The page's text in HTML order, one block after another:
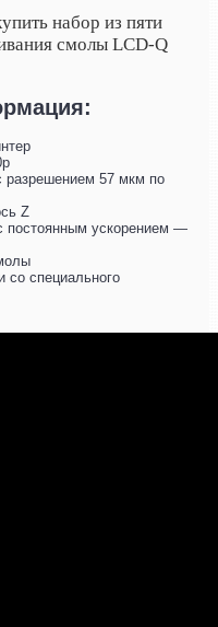
набор из пяти
смолы LCD-Q
разрешением 57 мкм по
Z
постоянным ускорением —
со специального